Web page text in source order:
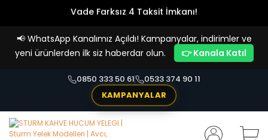
Vade Farksız 4 Taksit İmkanı!
📢 WhatsApp Kanalımız Açıldı! Kampanyalar, indirimler ve
yeni ürünlerden ilk siz haberdar olun.
👉 Kanala Katıl
0850 333 50 61
0533 374 90 11
KAMPANYALAR